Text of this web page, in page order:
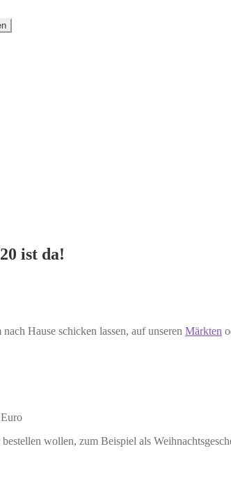
ist da!
Hause schicken lassen, auf unseren Märkten
wollen, zum Beispiel als